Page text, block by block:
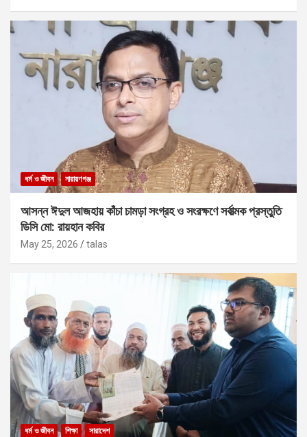
ধর্ম ও জীবন নারায়ণগঞ্জ
আসন্ন ঈদুল আজহায় কাঁচা চামড়া সংগ্রহ ও সংরক্ষণে সর্বাত্মক প্রস্তুতি
ডিসি মো: রায়হান কবির
May 25, 2026 talas
ধর্ম ও জীবন শিক্ষা সারাদেশ